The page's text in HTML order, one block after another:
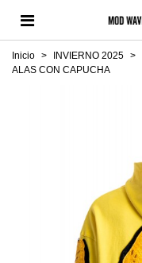
Inicio > INVIERNO 2025 >
ALAS CON CAPUCHA